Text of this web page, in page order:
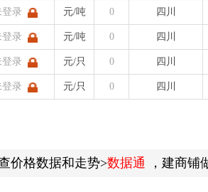
登录 元/吨 0 四川
登录 元/吨 0 四川
登录 元/只 0 四川
登录 元/只 0 四川
查价格数据和走势>数据通 ，建商铺